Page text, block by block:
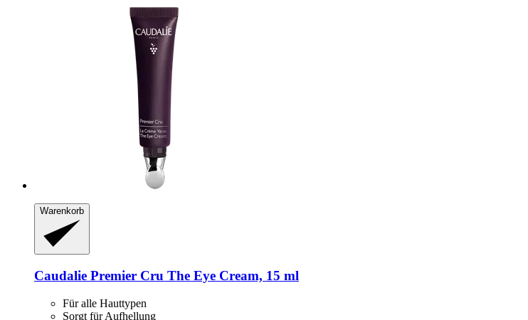
Warenkorb
Caudalie Premier Cru The Eye Cream, 15 ml
Für alle Hauttypen
Sorgt für Aufhellung